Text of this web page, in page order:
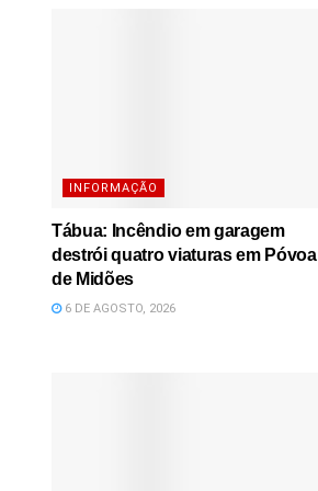
INFORMAÇÃO
Tábua: Incêndio em garagem
destrói quatro viaturas em Póvoa
de Midões
6 DE AGOSTO, 2026